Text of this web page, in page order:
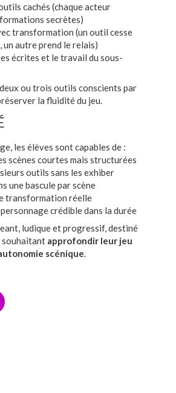
cachés (chaque acteur
secrètes)
transformation (un outil cesse
autre prend le relais)
écrites et le travail du sous-
deux ou trois outils conscients par
la fluidité du jeu.
les élèves sont capables de :
scènes courtes mais structurées
outils sans les exhiber
une bascule par scène
transformation réelle
crédible dans la durée
ludique et progressif, destiné
souhaitant approfondir leur jeu
scénique